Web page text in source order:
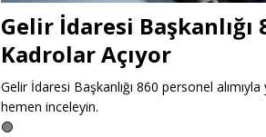
Gelir İdaresi Başkanlığı
Kadrolar Açıyor
Gelir İdaresi Başkanlığı 860 personel
hemen inceleyin.
🟢